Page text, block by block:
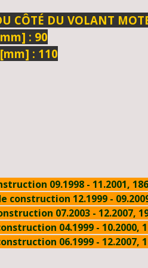
CÔTÉ DU VOLANT
: 90
: 110
09.1998 - 11.2001,
construction 12.1999 -
07.2003 - 12.2007,
04.1999 - 10.2000,
06.1999 - 12.2007,